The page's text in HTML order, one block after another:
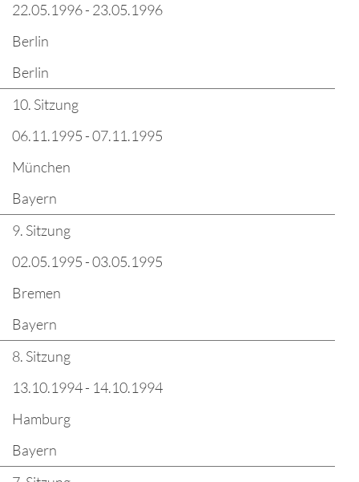
22.05.1996 - 23.05.1996
Berlin
Berlin
10. Sitzung
06.11.1995 - 07.11.1995
München
Bayern
9. Sitzung
02.05.1995 - 03.05.1995
Bremen
Bayern
8. Sitzung
13.10.1994 - 14.10.1994
Hamburg
Bayern